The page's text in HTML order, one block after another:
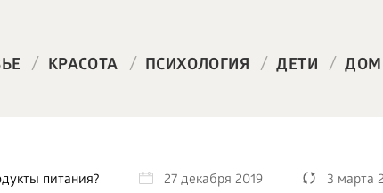
/ КРАСОТА / ПСИХОЛОГИЯ / ДЕТИ / ДОМ
питания? 27 декабря 2019 3 марта